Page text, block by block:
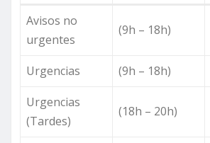
Avisos no
urgentes
(9h – 18h)
Urgencias (9h – 18h)
Urgencias
(Tardes)
(18h – 20h)